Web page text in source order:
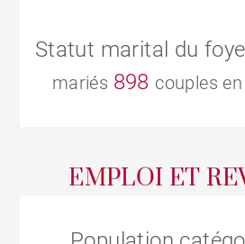
Statut marital du
mariés 898 couples
EMPLOI ET